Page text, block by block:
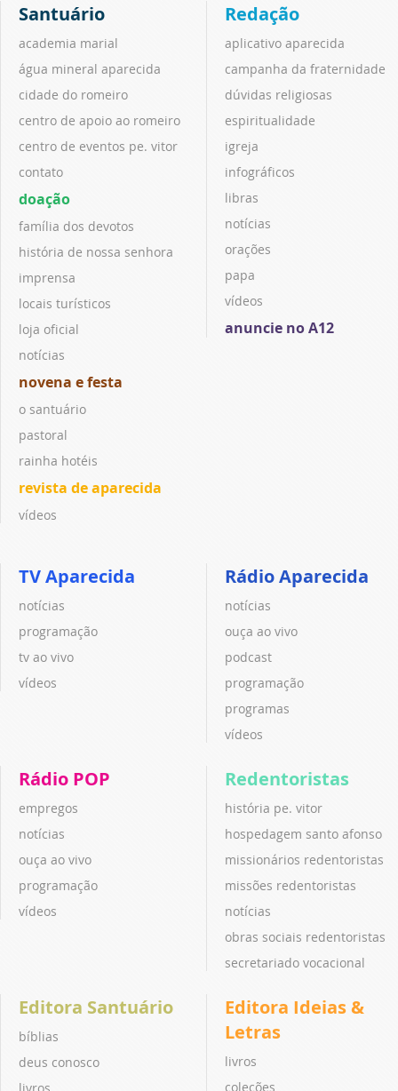
Santuário
academia marial
água mineral aparecida
cidade do romeiro
centro de apoio ao romeiro
centro de eventos pe. vitor
contato
doação
família dos devotos
história de nossa senhora
imprensa
locais turísticos
loja oficial
notícias
novena e festa
o santuário
pastoral
rainha hotéis
revista de aparecida
vídeos
Redação
aplicativo aparecida
campanha da fraternidade
dúvidas religiosas
espiritualidade
igreja
infográficos
libras
notícias
orações
papa
vídeos
anuncie no A12
TV Aparecida
notícias
programação
tv ao vivo
vídeos
Rádio Aparecida
notícias
ouça ao vivo
podcast
programação
programas
vídeos
Rádio POP
empregos
notícias
ouça ao vivo
programação
vídeos
Redentoristas
história pe. vitor
hospedagem santo afonso
missionários redentoristas
missões redentoristas
notícias
obras sociais redentoristas
secretariado vocacional
Editora Santuário
bíblias
deus conosco
Editora Ideias &
Letras
livros
coleções